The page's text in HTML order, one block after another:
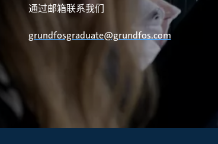
通过邮箱联系我们
grundfosgraduate@grundfos.com